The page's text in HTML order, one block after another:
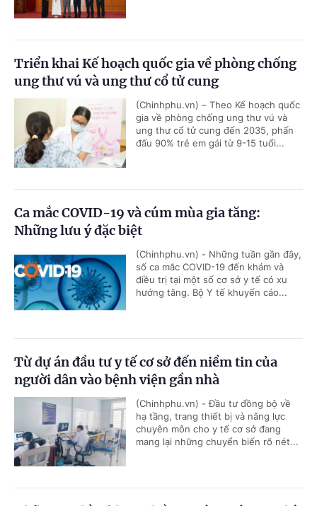
Triển khai Kế hoạch quốc gia về phòng chống
ung thư vú và ung thư cổ tử cung
(Chinhphu.vn) – Theo Kế hoạch quốc
gia về phòng chống ung thư vú và
ung thư cổ tử cung đến 2035, phấn
đấu 90% trẻ em gái từ 9-15 tuổi...
Ca mắc COVID-19 và cúm mùa gia tăng:
Những lưu ý đặc biệt
(Chinhphu.vn) - Những tuần gần đây,
số ca mắc COVID-19 đến khám và
điều trị tại một số cơ sở y tế có xu
hướng tăng. Bộ Y tế khuyến cáo...
Từ dự án đầu tư y tế cơ sở đến niềm tin của
người dân vào bệnh viện gần nhà
(Chinhphu.vn) - Đầu tư đồng bộ về
hạ tầng, trang thiết bị và năng lực
chuyên môn cho y tế cơ sở đang
mang lại những chuyển biến rõ nét...